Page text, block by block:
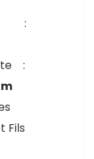
:
:
Fils